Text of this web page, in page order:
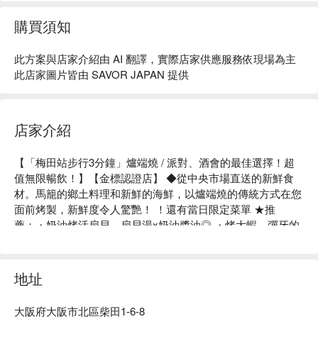
購買須知
此方案與店家介紹由 AI 翻譯，實際店家供應服務依現場為主
此店家圖片皆由 SAVOR JAPAN 提供
店家介紹
【「梅田站步行3分鐘」爐端燒 / 派對、酒會的最佳選擇！超
值無限暢飲！】【金標認證店】 ◆從中央市場直送的新鮮食
材。馬籠的鄉土料理和新鮮的海鮮，以爐端燒的傳統方式在您
面前烤製，新鮮度令人驚艷！ ！還有當日限定菜單 ★推
薦：・奶油烤活扇貝…扇貝湯x奶油醬油◎ ・烤大蝦…彈牙的
燒的方式上桌的，所以一定能成為拍照留念的好機會！ ！ ◆
有半包廂/可包場 另外，還有可容納5～15人的“橫間”和可容納
地址
大阪府大阪市北區柴田1-6-8